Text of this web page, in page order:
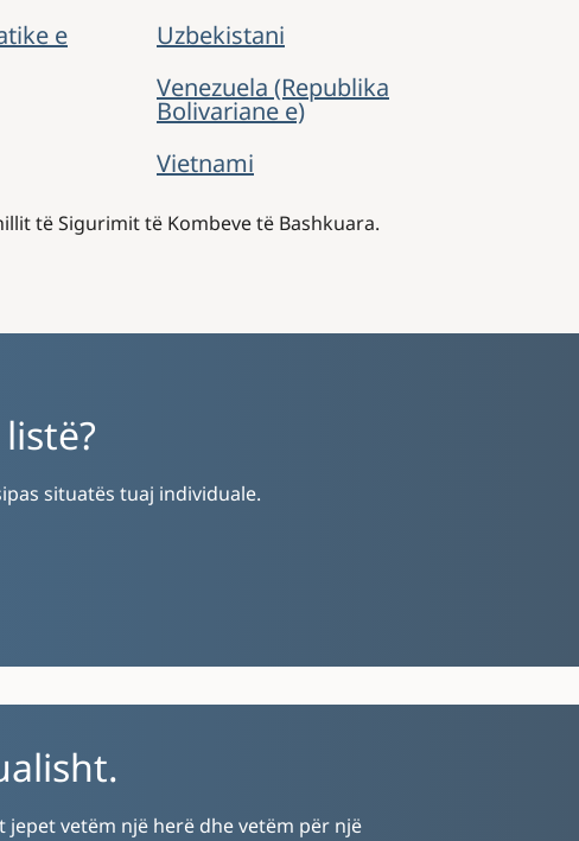
e
Uzbekistani
Venezuela (Republika
Bolivariane e)
Vietnami
të Sigurimit të Kombeve të Bashkuara.
situatës tuaj individuale.
vetëm një herë dhe vetëm për një